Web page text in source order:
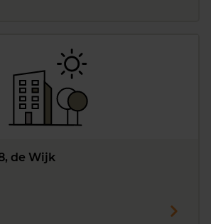
de Wijk